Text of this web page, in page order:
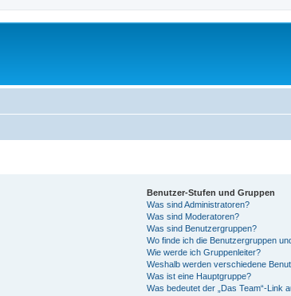
Benutzer-Stufen und Gruppen
Was sind Administratoren?
Was sind Moderatoren?
Was sind Benutzergruppen?
Wo finde ich die Benutzergruppen
Wie werde ich Gruppenleiter?
Weshalb werden verschiedene
Was ist eine Hauptgruppe?
Was bedeutet der „Das Team“-Link